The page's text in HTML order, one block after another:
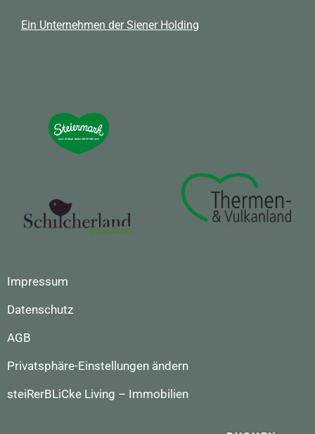
Ein Unternehmen der Siener Holding
Impressum
Datenschutz
AGB
Privatsphäre-Einstellungen ändern
steiRerBLiCke Living – Immobilien